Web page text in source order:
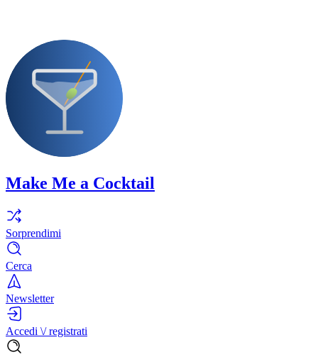
Make Me a Cocktail
Sorprendimi
Cerca
Newsletter
Accedi \/ registrati